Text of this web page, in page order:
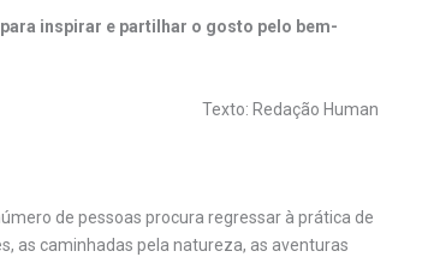
inspirar e partilhar o gosto pelo bem-
Texto: Redação Human
de pessoas procura regressar à prática de
as caminhadas pela natureza, as aventuras